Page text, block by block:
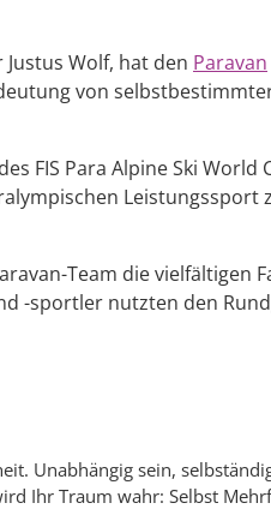
Wolf, hat den Paravan
von
FIS Para Alpine Ski World
Leistungssport
Team die vielfältigen
-sportler nutzten den
Unabhängig sein,
Ihr Traum wahr: Selbst